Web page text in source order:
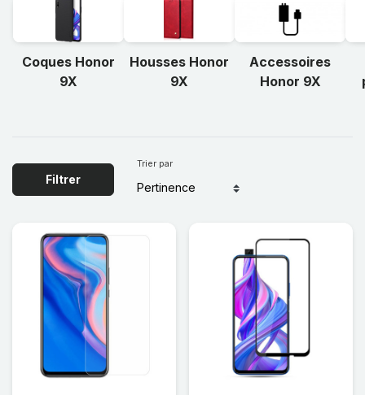
Coques Honor
9X
Housses Honor
9X
Accessoires
Honor 9X
Filtrer
Trier par